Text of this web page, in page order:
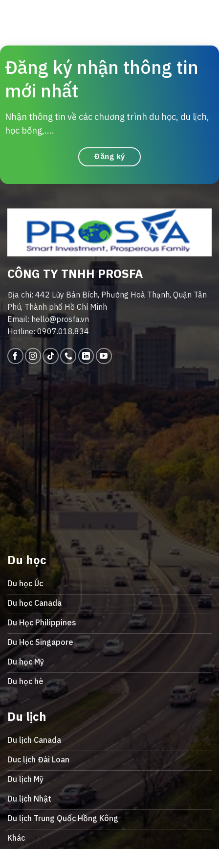
Đăng ký nhận thông tin
mới nhất
Nhận thông tin về các chương trình du học, du lịch,
học bổng,....
Đăng ký
CÔNG TY TNHH PROSFA
Địa chỉ: 442 Lũy Bán Bích, Phường Hoà Thạnh, Quận Tân
Phú, Thành phố Hồ Chí Minh
Email: hello@prosfa.vn
Hotline: 0907.018.834
Du học
Du học Úc
Du học Canada
Du Học Philippines
Du Học Singapore
Du học Mỹ
Du học hè
Du lịch
Du lịch Canada
Duc lịch Đài Loan
Du lịch Mỹ
Du lịch Nhật
Du lịch Trung Quốc Hồng Kông
Khác